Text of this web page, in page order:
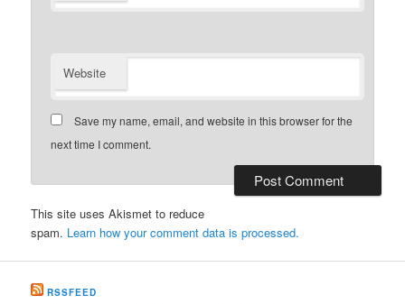
Website
Save my name, email, and website in this browser for the
next time I comment.
This site uses Akismet to reduce
spam. Learn how your comment data is processed.
RSSFEED